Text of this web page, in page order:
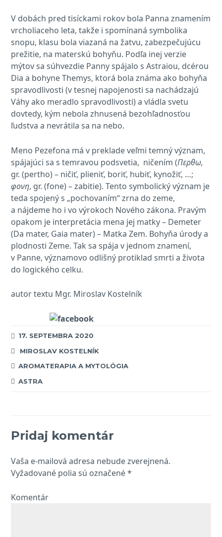
V dobách pred tisíckami rokov bola Panna znamením
vrcholiaceho leta, takže i spomínaná symbolika
snopu, klasu bola viazaná na žatvu, zabezpečujúcu
prežitie, na materskú bohyňu. Podľa inej verzie
mýtov sa súhvezdie Panny spájalo s Astraiou, dcérou
Dia a bohyne Themys, ktorá bola známa ako bohyňa
spravodlivosti (v tesnej napojenosti sa nachádzajú
Váhy ako meradlo spravodlivosti) a vládla svetu
dovtedy, kým nebola zhnusená bezohľadnosťou
ľudstva a nevrátila sa na nebo.
Meno Pezefona má v preklade veľmi temný význam,
spájajúci sa s temravou podsvetia, ničením (Περθω,
gr. (pertho) – ničiť, plieniť, boriť, hubiť, kynožiť, …;
φονη, gr. (fone) – zabitie). Tento symbolický význam je
teda spojený s „pochovaním“ zrna do zeme,
a nájdeme ho i vo výrokoch Nového zákona. Pravým
opakom je interpretácia mena jej matky – Demeter
(Da mater, Gaia mater) – Matka Zem. Bohyňa úrody a
plodnosti Zeme. Tak sa spája v jednom znamení,
v Panne, významovo odlišný protiklad smrti a života
do logického celku.
autor textu Mgr. Miroslav Kostelník
17. SEPTEMBRA 2020
MIROSLAV KOSTELNÍK
AROMATERAPIA A MYTOLÓGIA
ASTRA
Pridaj komentár
Vaša e-mailová adresa nebude zverejnená.
Vyžadované polia sú označené*
Komentár